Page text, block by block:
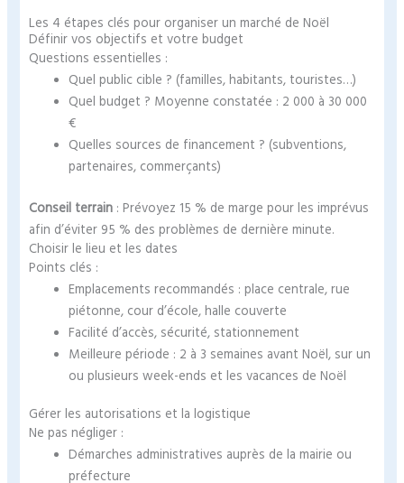
Les 4 étapes clés pour organiser un marché de Noël
Définir vos objectifs et votre budget
Questions essentielles :
Quel public cible ? (familles, habitants, touristes…)
Quel budget ? Moyenne constatée : 2 000 à 30 000
€
Quelles sources de financement ? (subventions,
partenaires, commerçants)
Conseil terrain : Prévoyez 15 % de marge pour les imprévus
afin d’éviter 95 % des problèmes de dernière minute.
Choisir le lieu et les dates
Points clés :
Emplacements recommandés : place centrale, rue
piétonne, cour d’école, halle couverte
Facilité d’accès, sécurité, stationnement
Meilleure période : 2 à 3 semaines avant Noël, sur un
ou plusieurs week-ends et les vacances de Noël
Gérer les autorisations et la logistique
Ne pas négliger :
Démarches administratives auprès de la mairie ou
préfecture